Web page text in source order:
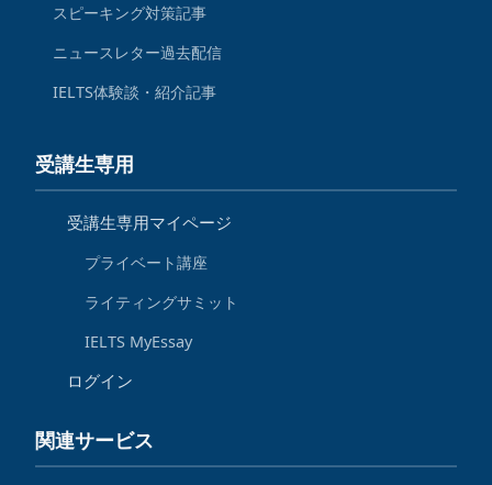
スピーキング対策記事
ニュースレター過去配信
IELTS体験談・紹介記事
受講生専用
受講生専用マイページ
プライベート講座
ライティングサミット
IELTS MyEssay
ログイン
関連サービス